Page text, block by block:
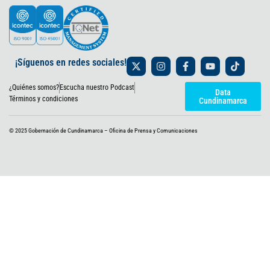
¡Síguenos en redes sociales!
X
-
t
t
e
I
n
s
r
a
F
a
c
o
o
k
Y
o
u
u
b
e
T
i
k
o
k
¿Quiénes somos?Escucha nuestro Podcast
Términos y condiciones
Data
Cundinamarca
© 2025 Gobernación de Cundinamarca – Oficina de Prensa y Comunicaciones